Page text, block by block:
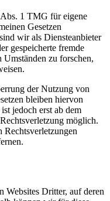
1 TMG für eigene
Gesetzen
wir als Diensteanbieter
gespeicherte fremde
zu forschen,
der Nutzung von
bleiben hiervon
jedoch erst ab dem
möglich.
Rechtsverletzungen
Websites Dritter, auf deren